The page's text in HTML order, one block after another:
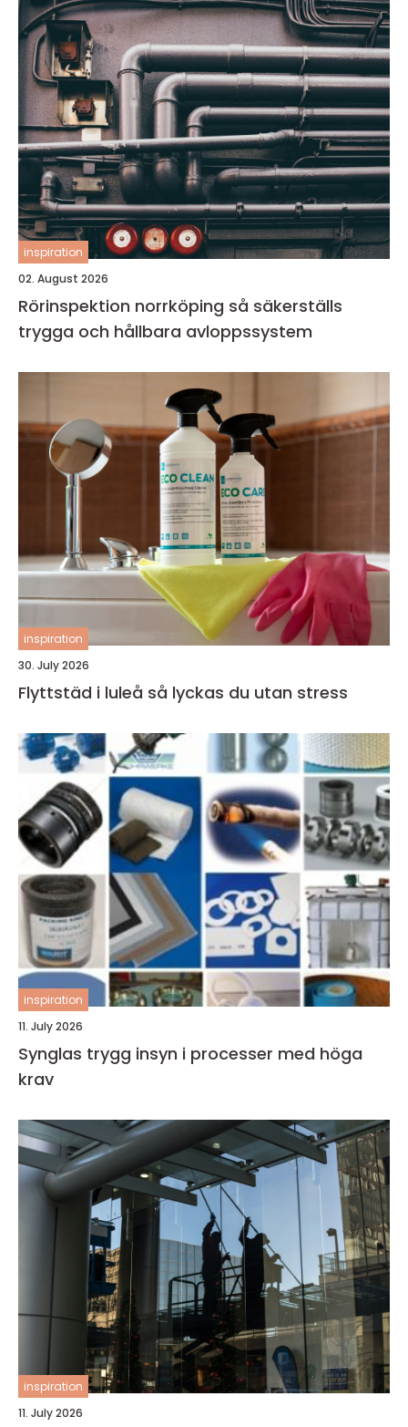
inspiration
02. August 2026
Rörinspektion norrköping så säkerställs
trygga och hållbara avloppssystem
inspiration
30. July 2026
Flyttstäd i luleå så lyckas du utan stress
inspiration
11. July 2026
Synglas trygg insyn i processer med höga
krav
inspiration
11. July 2026